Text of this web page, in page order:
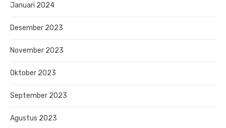
Januari 2024
Desember 2023
November 2023
Oktober 2023
September 2023
Agustus 2023